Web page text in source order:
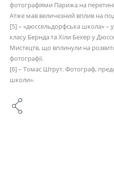
фотографіями Парижа на
Атже мав величезний вплив на
[5]– «дюссельдорфська школа»–
класу Бернда та Хіли Бехер у
Мистецтв, що вплинули на
фотографії.
[6]– Томас Штрут. Фотограф,
школи».